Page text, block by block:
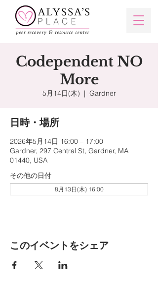
Codependent NO
More
5月14日(木)
  |
Gardner
日時・場所
2026年5月14日 16:00 – 17:00
Gardner, 297 Central St, Gardner, MA
01440, USA
その他の日付
8月13日(木) 16:00
このイベントをシェア